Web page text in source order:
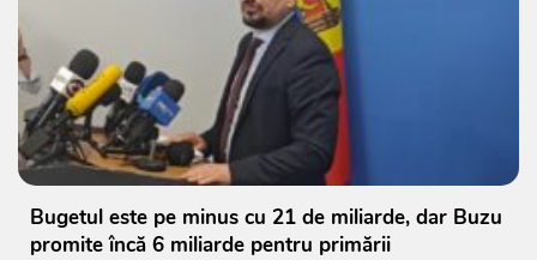
Bugetul este pe minus cu 21 de miliarde, dar Buzu
promite încă 6 miliarde pentru primării